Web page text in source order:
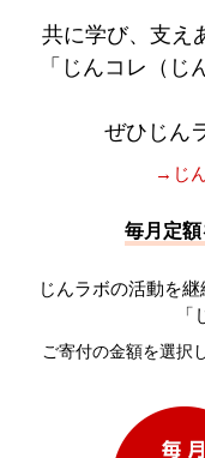
共に学び、支え
「じんコレ（じ
ぜひじん
→じ
毎月定額
じんラボの活動を
ご寄付の金額を選択